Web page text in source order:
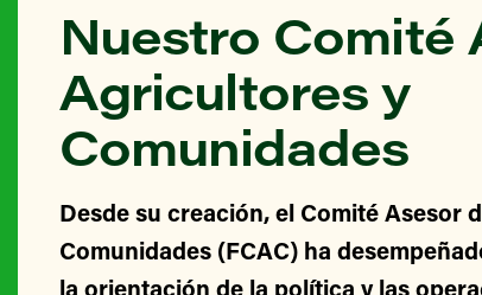
Nuestro Comité
Agricultores y
Comunidades
Desde su creación, el Comité Asesor
Comunidades (FCAC) ha
la orientación de la política y las